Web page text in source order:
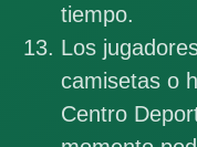
tiempo.
Los
camisetas o
Centro